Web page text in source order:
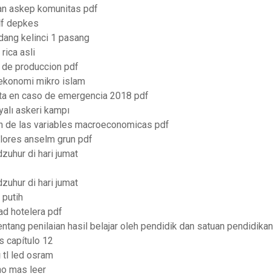
askep komunitas pdf
depkes
kelinci 1 pasang
rica asli
produccion pdf
mikro islam
en caso de emergencia 2018 pdf
askeri kampı
de las variables macroeconomicas pdf
anselm grun pdf
di hari jumat
di hari jumat
hotelera pdf
penilaian hasil belajar oleh pendidik dan satuan pendidikan
capítulo 12
tl led osram
mas leer